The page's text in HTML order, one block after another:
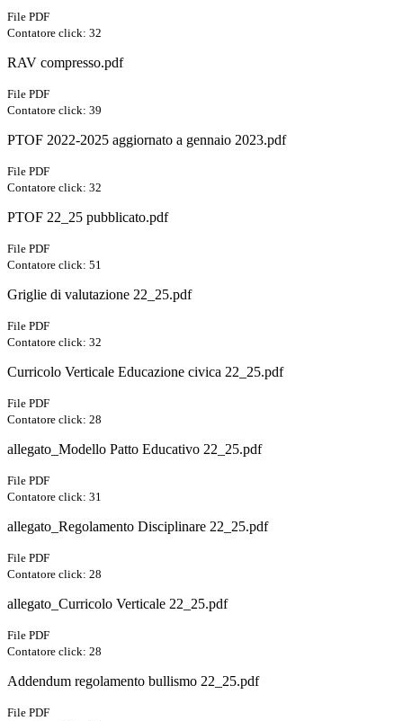
File PDF
Contatore click: 32
RAV compresso.pdf
File PDF
Contatore click: 39
PTOF 2022-2025 aggiornato a gennaio 2023.pdf
File PDF
Contatore click: 32
PTOF 22_25 pubblicato.pdf
File PDF
Contatore click: 51
Griglie di valutazione 22_25.pdf
File PDF
Contatore click: 32
Curricolo Verticale Educazione civica 22_25.pdf
File PDF
Contatore click: 28
allegato_Modello Patto Educativo 22_25.pdf
File PDF
Contatore click: 31
allegato_Regolamento Disciplinare 22_25.pdf
File PDF
Contatore click: 28
allegato_Curricolo Verticale 22_25.pdf
File PDF
Contatore click: 28
Addendum regolamento bullismo 22_25.pdf
File PDF